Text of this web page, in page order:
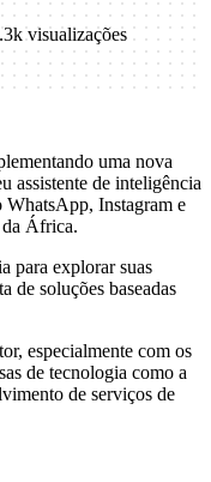
visualizações
uma nova
assistente de inteligência
Instagram e
da África.
para explorar suas
de soluções baseadas
especialmente com os
de tecnologia como a
de serviços de